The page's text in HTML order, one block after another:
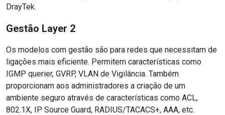
DrayTek.
Gestão Layer 2
Os modelos com gestão são para redes que necessitam de
ligações mais eficiente. Permitem características como
IGMP querier, GVRP, VLAN de Vigilância. Também
proporcionam aos administradores a criação de um
ambiente seguro através de características como ACL,
802.1X, IP Source Guard, RADIUS/TACACS+, AAA, etc.